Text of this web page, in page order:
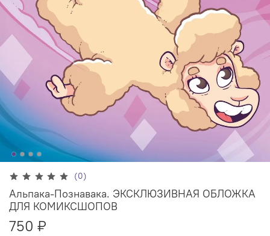
(0)
Альпака-Познавака. ЭКСКЛЮЗИВНАЯ ОБЛОЖКА
ДЛЯ КОМИКСШОПОВ
750 ₽